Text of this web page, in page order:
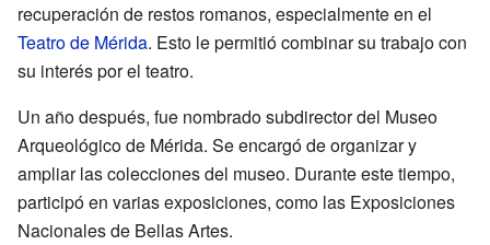
recuperación de restos romanos, especialmente en el
Teatro de Mérida. Esto le permitió combinar su trabajo con
su interés por el teatro.
Un año después, fue nombrado subdirector del Museo
Arqueológico de Mérida. Se encargó de organizar y
ampliar las colecciones del museo. Durante este tiempo,
participó en varias exposiciones, como las Exposiciones
Nacionales de Bellas Artes.